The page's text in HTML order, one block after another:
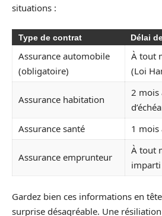
situations :
Type de contrat Délai
Assurance automobile
(obligatoire)
À tout
(Loi
Assurance habitation
2 mois
Assurance santé
1 mois
Assurance emprunteur
À tout
imparti
Gardez bien ces informations en
surprise désagréable. Une